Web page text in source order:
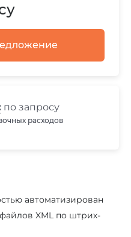
по запросу
расходов
автоматизирован
XML по штрих-